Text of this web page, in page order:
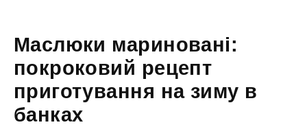
Маслюки мариновані:
покроковий рецепт
приготування на зиму в
банках